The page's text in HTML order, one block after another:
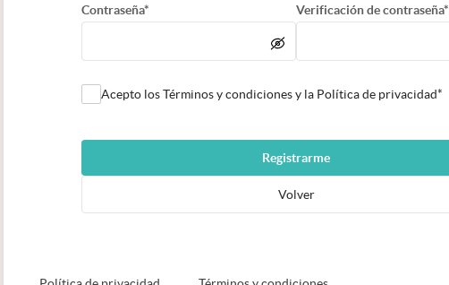
Contraseña* Verificación de contraseña*
Acepto los Términos y condiciones y la Política de privacidad*
Registrarme
Volver